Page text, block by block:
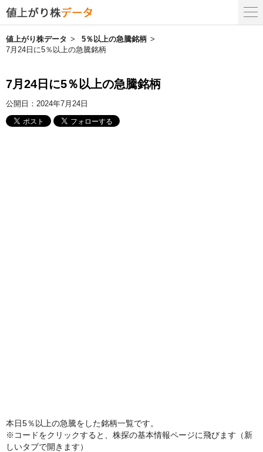
値上がり株データ
5％以上の急騰銘柄
7月24日に5％以上の急騰銘柄
7月24日に5％以上の急騰銘柄
公開日： 2024年7月24日
本日5％以上の急騰をした銘柄一覧です。
※コードをクリックすると、株探の基本情報ページに飛びます（新
しいタブで開きます）